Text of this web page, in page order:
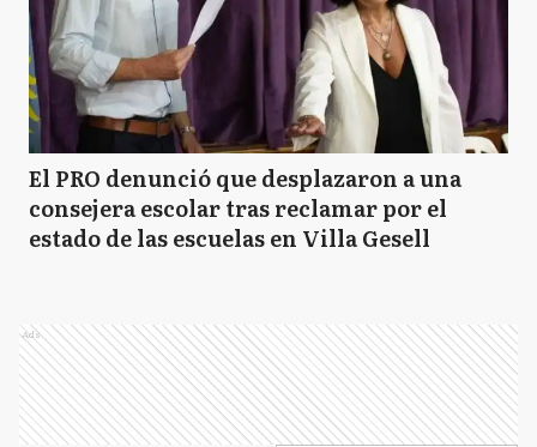
El PRO denunció que desplazaron a una
consejera escolar tras reclamar por el
estado de las escuelas en Villa Gesell
Ads